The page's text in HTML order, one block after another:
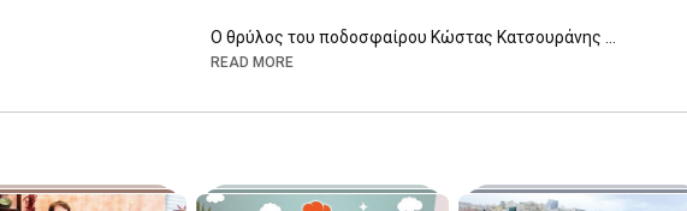
Ο θρύλος του ποδοσφαίρου Κώστας Κατσουράνης
υποδέχεται φίλους για ποδόσφαιρο σε κονσόλα, Mundial και
προβλέψεις για το τί λένε τα άστρα για τα φαβορί του
φετινού Mundial, αλλά και τι ζώδιο θα ήταν η κάθε πίτσα με
READ MORE